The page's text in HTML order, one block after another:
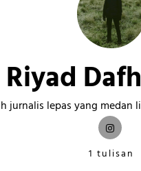
Riyad
jurnalis lepas yang
1 tulisan